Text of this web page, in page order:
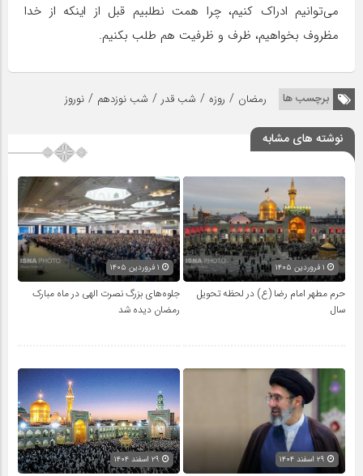
می‌توانیم ادراک کنیم، چرا همت نطلبیم قبل از اینکه از خدا
مظروف بخواهیم، ظرف و ظرفیت هم طلب بکنیم.
برچسب ها رمضان / روزه / شب قدر / شب نوزدهم / نوروز
نوشته های مشابه
حرم مطهر امام رضا (ع) در لحظه تحویل
سال
جلوه‌های بزرگ نصرت الهی در ماه مبارک
رمضان دیده شد